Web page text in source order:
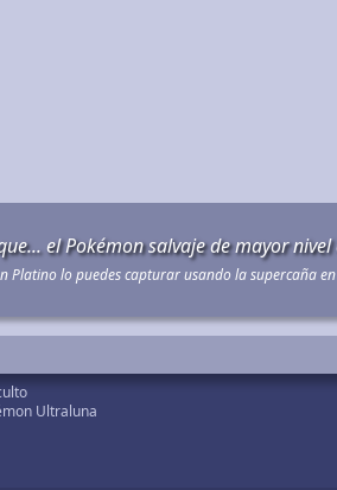
el Pokémon salvaje de mayor
Platino lo puedes capturar usando la supercaña
Ultraluna